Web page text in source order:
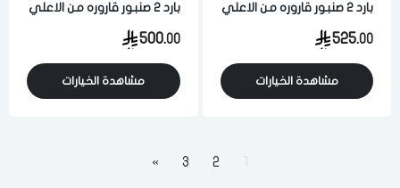
بارد 2 صنبور قاروره من الاعلي
525.00
مشاهدة الخيارات
بارد 2 صنبور قاروره من الاعلي
500.00
مشاهدة الخيارات
2
3
»